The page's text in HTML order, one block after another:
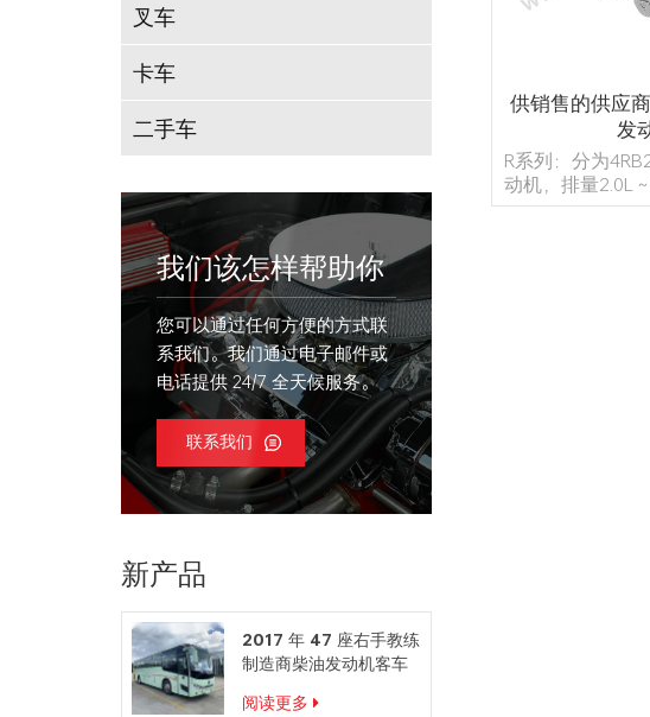
叉车
卡车
二手车
我们该怎样帮助你
您可以通过任何方便的方式联
系我们。我们通过电子邮件或
电话提供 24/7 全天候服务。
联系我们
新产品
2017 年 47 座右手教练
制造商柴油发动机客车
阅读更多
供销售的供应
发
R系列：分为
动机，排量2.0L
～120kw。采用